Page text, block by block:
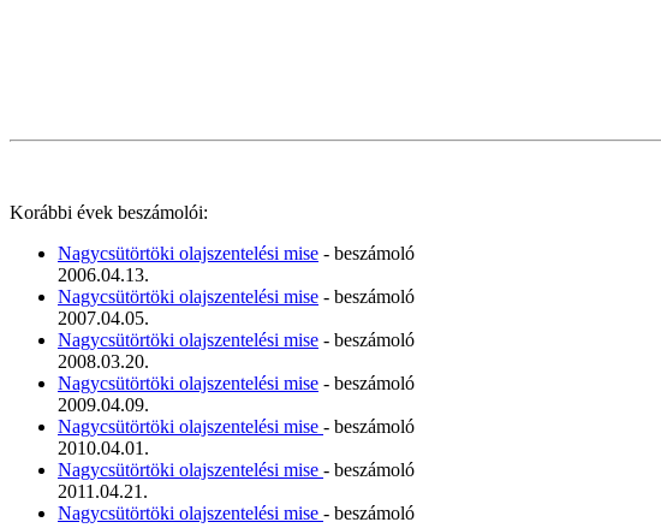
Korábbi évek beszámolói:
Nagycsütörtöki olajszentelési mise - beszámoló
2006.04.13.
Nagycsütörtöki olajszentelési mise - beszámoló
2007.04.05.
Nagycsütörtöki olajszentelési mise - beszámoló
2008.03.20.
Nagycsütörtöki olajszentelési mise - beszámoló
2009.04.09.
Nagycsütörtöki olajszentelési mise - beszámoló
2010.04.01.
Nagycsütörtöki olajszentelési mise - beszámoló
2011.04.21.
Nagycsütörtöki olajszentelési mise - beszámoló